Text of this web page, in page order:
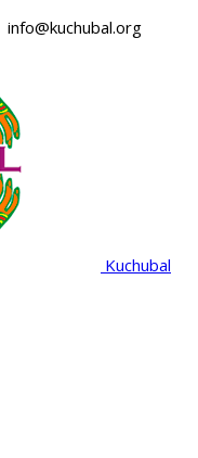
info@kuchubal.org
Kuchubal